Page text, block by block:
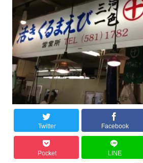
Twitter Facebook
Pocket LINE